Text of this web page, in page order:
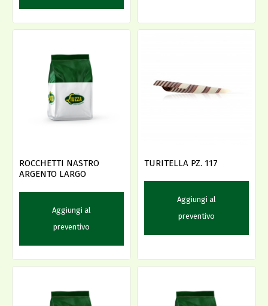
ROCCHETTI NASTRO
ARGENTO LARGO
Aggiungi al
preventivo
TURITELLA PZ. 117
Aggiungi al
preventivo